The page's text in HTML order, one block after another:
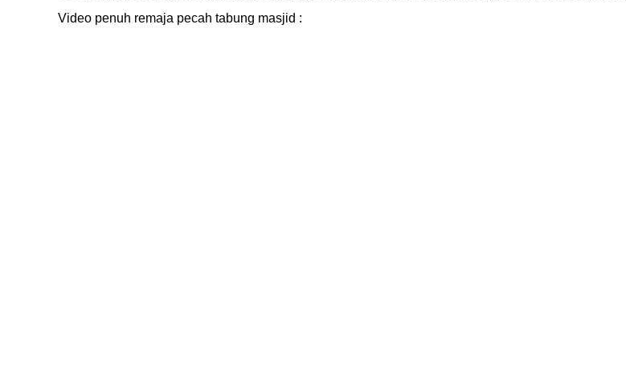
Video penuh remaja pecah tabung masjid :